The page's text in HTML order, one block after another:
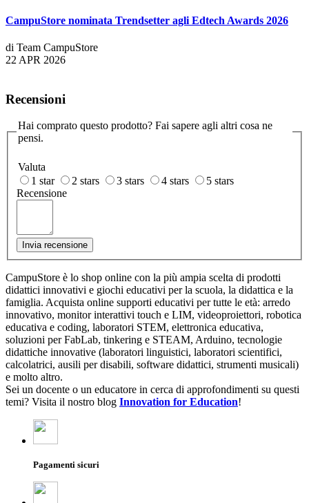
CampuStore nominata Trendsetter agli Edtech Awards 2026
di Team CampuStore
22 APR 2026
Recensioni
Hai comprato questo prodotto? Fai sapere agli altri cosa ne
pensi.
Valuta
1 star
2 stars 3 stars 4 stars
5 stars
Recensione
Invia recensione
CampuStore è lo shop online con la più ampia scelta di prodotti
didattici innovativi e giochi educativi per la scuola, la didattica e la
famiglia. Acquista online supporti educativi per tutte le età: arredo
innovativo, monitor interattivi touch e LIM, videoproiettori, robotica
educativa e coding, laboratori STEM, elettronica educativa,
soluzioni per FabLab, tinkering e STEAM, Arduino, tecnologie
didattiche innovative (laboratori linguistici, laboratori scientifici,
calcolatrici, ausili per disabili, software didattici, strumenti musicali)
e molto altro.
Sei un docente o un educatore in cerca di approfondimenti su questi
temi? Visita il nostro blog Innovation for Education!
Pagamenti sicuri